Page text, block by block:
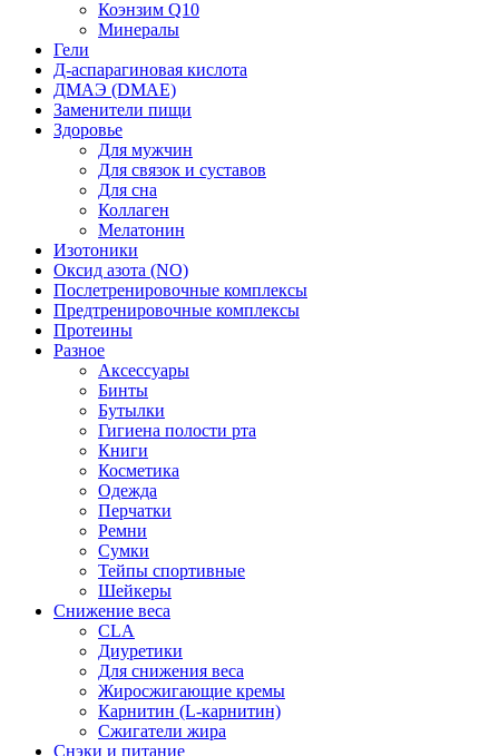
Коэнзим Q10
Минералы
Гели
Д-аспарагиновая кислота
ДМАЭ (DMAE)
Заменители пищи
Здоровье
Для мужчин
Для связок и суставов
Для сна
Коллаген
Мелатонин
Изотоники
Оксид азота (NO)
Послетренировочные комплексы
Предтренировочные комплексы
Протеины
Разное
Аксессуары
Бинты
Бутылки
Гигиена полости рта
Книги
Косметика
Одежда
Перчатки
Ремни
Сумки
Тейпы спортивные
Шейкеры
Снижение веса
CLA
Диуретики
Для снижения веса
Жиросжигающие кремы
Карнитин (L-карнитин)
Сжигатели жира
Снэки и питание